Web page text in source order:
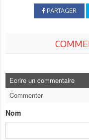
PARTAGER
Ecrire un commentaire
Commenter
Nom